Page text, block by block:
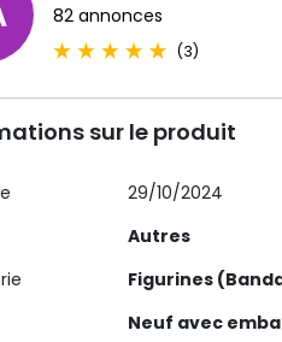
82 annonces
(3)
sur le produit
29/10/2024
Autres
Figurines
Neuf avec